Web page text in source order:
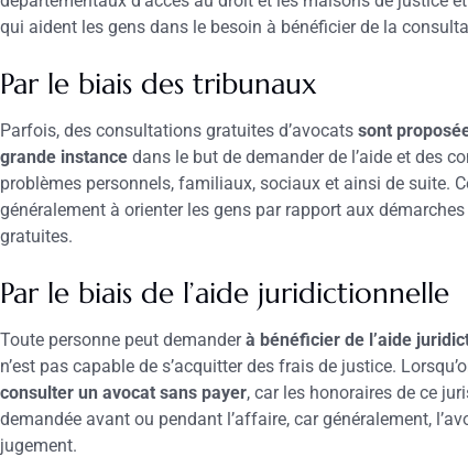
qui aident les gens dans le besoin à bénéficier de la
Par le biais des tribunaux
Parfois, des consultations gratuites d’avocats sont
grande instance dans le but de demander de l’aide et des
problèmes personnels, familiaux, sociaux et ainsi de suite.
généralement à orienter les gens par rapport aux
gratuites.
Par le biais de l’aide juridictionnelle
Toute personne peut demanderà bénéficier de l’aide
n’est pas capable de s’acquitter des frais de justice.
consulter un avocat sans payer, car les honoraires de ce
demandée avant ou pendant l’affaire, car généralement,
jugement.